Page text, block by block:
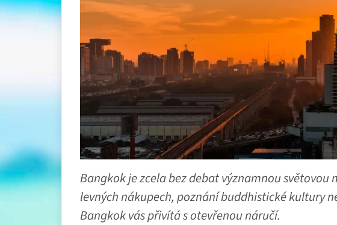
Bangkok je zcela bez debat významnou
levných nákupech, poznání buddhistické kultury
Bangkok vás přivítá s otevřenou náručí.